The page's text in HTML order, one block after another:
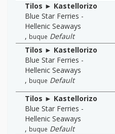
Tilos ► Kastellorizo
Blue Star Ferries -
Hellenic Seaways
, buque Default
Tilos ► Kastellorizo
Blue Star Ferries -
Hellenic Seaways
, buque Default
Tilos ► Kastellorizo
Blue Star Ferries -
Hellenic Seaways
, buque Default